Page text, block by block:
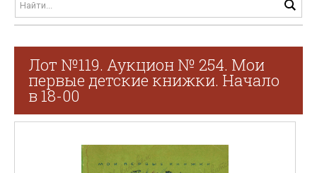
Лот №119. Аукцион № 254. Мои
первые детские книжки. Начало
в 18-00